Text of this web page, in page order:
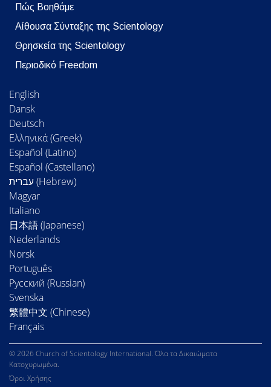
Πώς Βοηθάμε
Αίθουσα Σύνταξης της Scientology
Θρησκεία της Scientology
Περιοδικό Freedom
English
Dansk
Deutsch
Ελληνικά (Greek)
Español (Latino)
Español (Castellano)
Magyar
Italiano
日本語 (Japanese)
Nederlands
Norsk
Português
Русский (Russian)
Svenska
繁體中文 (Chinese)
Français
© 2026 Church of Scientology International. Όλα τα Δικαιώματα
Κατοχυρωμένα.
Όροι Χρήσης